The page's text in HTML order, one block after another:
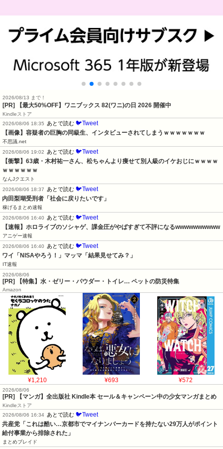
2026/08/13 まで！
[PR] 【最大50%OFF】ワニブックス 82(ワニ)の日 2026 開催中
Kindleストア
2026/08/06 18:35
あとで読む 🐦Tweet
【画像】容疑者の巨胸の同級生、インタビューされてしまうｗｗｗｗｗｗｗ
不思議.net
2026/08/06 19:02
あとで読む 🐦Tweet
【衝撃】63歳・木村祐一さん、松ちゃんより痩せて別人級のイケおじにｗｗｗｗ
ｗｗｗｗｗｗ
なんJクエスト
2026/08/06 18:37
あとで読む 🐦Tweet
内田梨瑚受刑者「社会に戻りたいです」
稼げるまとめ速報
2026/08/06 16:40
あとで読む 🐦Tweet
【速報】ホロライブのソシャゲ、課金圧がやばすぎて不評になるwwwwwwwwww
アニゲー速報
2026/08/06 16:40
あとで読む 🐦Tweet
ワイ「NISAやろう！」マッマ「結果見せてみ？」
IT速報
2026/08/06
[PR] 【特集】水・ゼリー・パウダー・トイレ… ペットの防災特集
Amazon
¥1,210 ¥693 ¥572
2026/08/06
[PR] 【マンガ】全出版社 Kindle本 セール＆キャンペーン中の少女マンガまとめ
Kindleストア
2026/08/06 16:34 あとで読む 🐦Tweet
共産党「これは酷い…京都市でマイナンバーカードを持たない29万人がポイント
給付事業から排除された」
まとめブレイド